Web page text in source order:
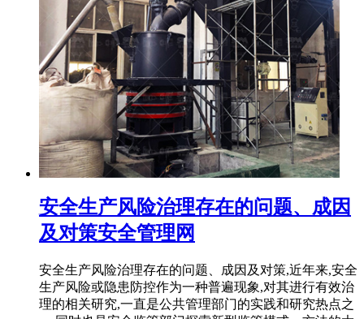
安全生产风险治理存在的问题、成因
及对策安全管理网
安全生产风险治理存在的问题、成因及对策,近年来,安全
生产风险或隐患防控作为一种普遍现象,对其进行有效治
理的相关研究,一直是公共管理部门的实践和研究热点之